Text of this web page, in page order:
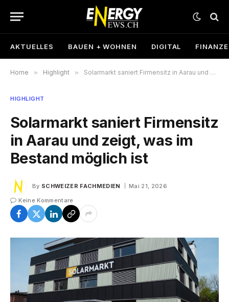
AKTUELLES BAUEN + WOHNEN DIGITAL
Home » Highlight » Solarmarkt saniert Firmensitz in Aarau und zeigt, was im Bestand möglich ist
HIGHLIGHT
Solarmarkt saniert Firmensitz
in Aarau und zeigt, was im
Bestand möglich ist
By SCHWEIZER FACHMEDIEN
Mai 21, 2026
Keine Kommentare